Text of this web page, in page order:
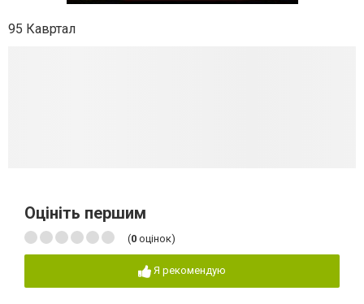
95 Кавртал
Оцініть першим
(0 оцінок)
Я рекомендую